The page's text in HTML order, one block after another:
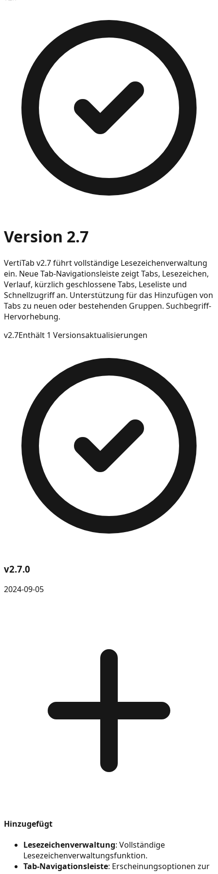
Version 2.7
VertiTab v2.7 führt vollständige Lesezeichenverwaltung
ein. Neue Tab-Navigationsleiste zeigt Tabs, Lesezeichen,
Verlauf, kürzlich geschlossene Tabs, Leseliste und
Schnellzugriff an. Unterstützung für das Hinzufügen von
Tabs zu neuen oder bestehenden Gruppen. Suchbegriff-
Hervorhebung.
v2.7Enthält 1 Versionsaktualisierungen
v2.7.0
2024-09-05
Hinzugefügt
Lesezeichenverwaltung: Vollständige
Lesezeichenverwaltungsfunktion.
Tab-Navigationsleiste: Erscheinungsoptionen zur